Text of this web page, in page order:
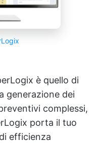
è quello di
generazione dei
complessi,
porta il tuo
efficienza